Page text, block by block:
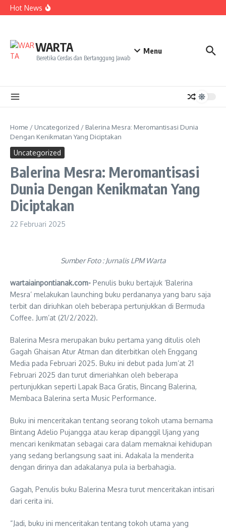
Lewati ke konten
Hot News
ke NCC 4 Bali
Sukseskan Kerja Bakti di Anjungan Melancar
WARTA
Beretika Cerdas dan Bertanggung Jawab
Menu
Home / Uncategorized / Balerina Mesra: Meromantisasi Dunia
Dengan Kenikmatan Yang Diciptakan
Uncategorized
Balerina Mesra: Meromantisasi
Dunia Dengan Kenikmatan Yang
Diciptakan
22 Februari 2025
Sumber Foto : Jurnalis LPM Warta
wartaiainpontianak.com- Penulis buku bertajuk ‘Balerina
Mesra’ melakukan launching buku perdananya yang baru saja
terbit dan diriuhkan oleh beberapa pertunjukkan di Bermuda
Coffee. Jum’at (21/2/2022).
Balerina Mesra merupakan buku pertama yang ditulis oleh
Gagah Ghaisan Atur Atman dan diterbitkan oleh Enggang
Media pada Februari 2025. Buku ini debut pada Jum’at 21
Februari 2025 dan turut dimeriahkan oleh beberapa
pertunjukkan seperti Lapak Baca Gratis, Bincang Balerina,
Membaca Balerina serta Music Performance.
Buku ini menceritakan tentang seorang tokoh utama bernama
Bintang Adelio Pujangga atau kerap dipanggil Ujang yang
mencari kenikmatan sebagai cara dalam memaknai kehidupan
yang sedang berlangsung saat ini. Adakala Ia menderita
dengan dirinya dan adakalanya pula ia berbahagia.
Gagah, Penulis buku Balerina Mesra turut menceritakan intisari
dari cerita ini.
“Jadi, buku ini menceritakan tentang tokoh utama yang